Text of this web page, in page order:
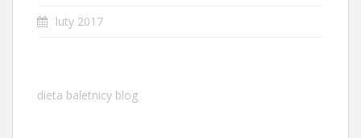
luty 2017
dieta baletnicy blog